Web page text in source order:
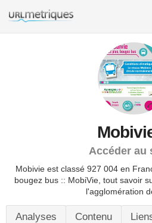
Accéder au
Mobivie est classé 927 004 en
bougez bus :: MobiVie, tout savoir
l'agglomération
Analyses Contenu